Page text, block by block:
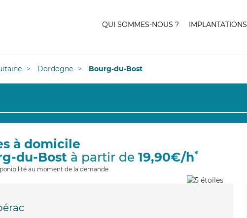
QUI SOMMES-NOUS ? IMPLANTATIONS
Dordogne Bourg-du-Bost
à domicile
du-Bostà partir de 19,90€/h*
au moment de la demande